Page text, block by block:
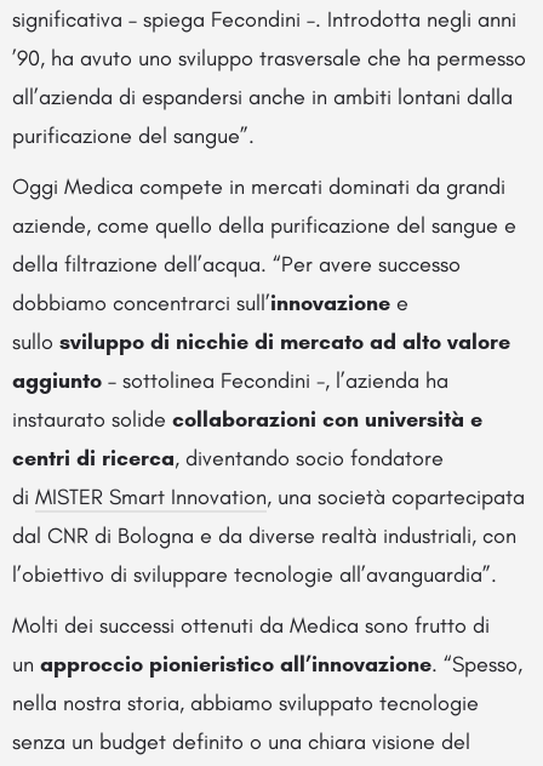
significativa – spiega Fecondini –. Introdotta negli anni
’90, ha avuto uno sviluppo trasversale che ha permesso
all’azienda di espandersi anche in ambiti lontani dalla
purificazione del sangue”.
Oggi Medica compete in mercati dominati da grandi
aziende, come quello della purificazione del sangue e
della filtrazione dell’acqua. “Per avere successo
dobbiamo concentrarci sull’innovazione e
sullo sviluppo di nicchie di mercato ad alto valore
aggiunto – sottolinea Fecondini -, l’azienda ha
instaurato solide collaborazioni con università e
centri di ricerca, diventando socio fondatore
di MISTER Smart Innovation, una società copartecipata
dal CNR di Bologna e da diverse realtà industriali, con
l’obiettivo di sviluppare tecnologie all’avanguardia”.
Molti dei successi ottenuti da Medica sono frutto di
un approccio pionieristico all’innovazione. “Spesso,
nella nostra storia, abbiamo sviluppato tecnologie
senza un budget definito o una chiara visione del